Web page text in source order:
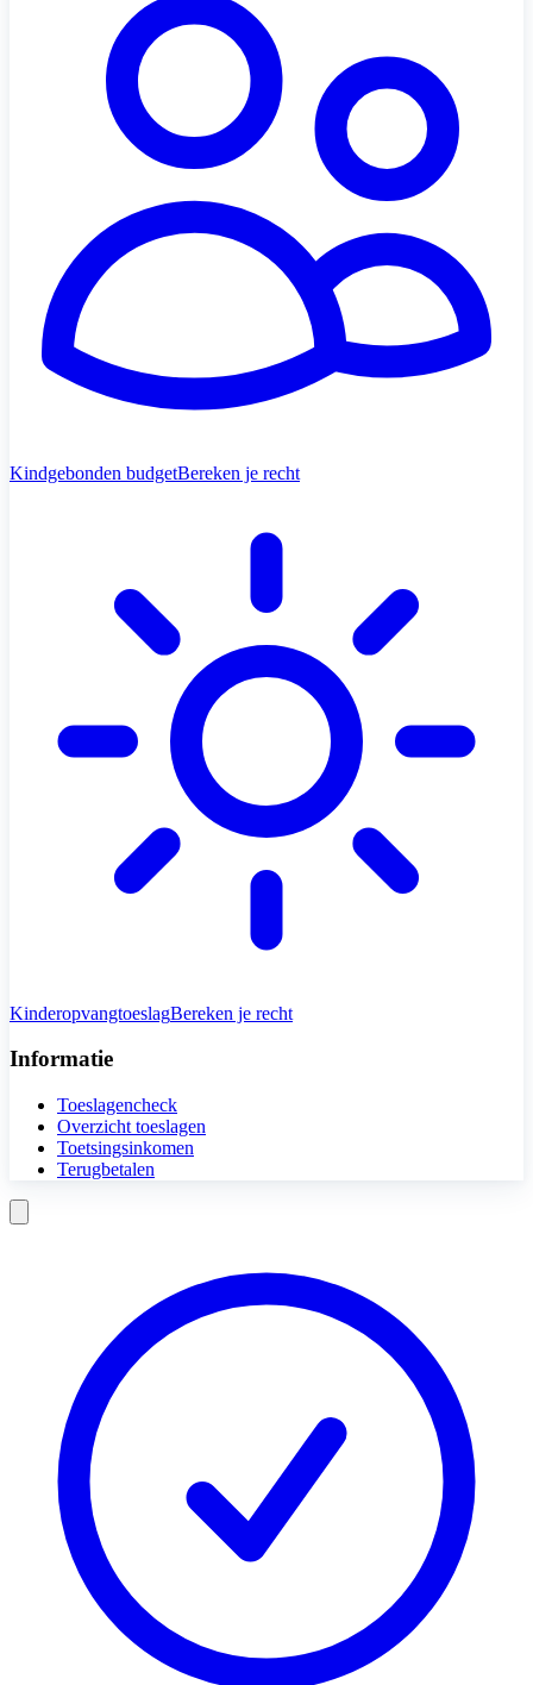
Kindgebonden budgetBereken je recht
KinderopvangtoeslagBereken je recht
Informatie
Toeslagencheck
Overzicht toeslagen
Toetsingsinkomen
Terugbetalen